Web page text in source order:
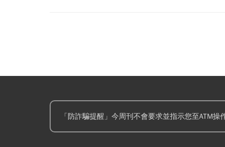
「防詐騙提醒」今周刊不會要求並指示您至ATM